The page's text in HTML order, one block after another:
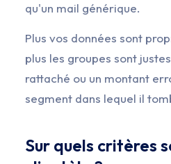
qu'un mail générique.
Plus vos données sont
plus les groupes sont
rattaché ou un montant
segment dans lequel il
Sur quels critères